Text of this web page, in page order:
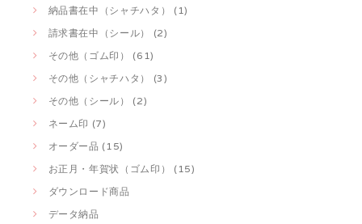
納品書在中（シャチハタ） (1)
請求書在中（シール） (2)
その他（ゴム印） (61)
その他（シャチハタ） (3)
その他（シール） (2)
ネーム印 (7)
オーダー品 (15)
お正月・年賀状（ゴム印） (15)
ダウンロード商品
データ納品